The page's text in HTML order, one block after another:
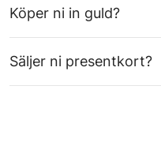
Köper ni in guld?
Säljer ni presentkort?